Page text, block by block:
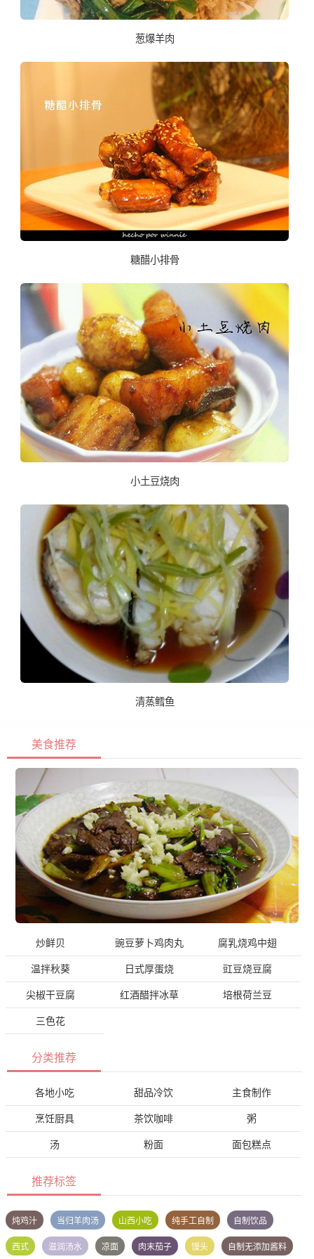
葱爆羊肉
糖醋小排骨
小土豆烧肉
清蒸鳕鱼
美食推荐
炒鲜贝 豌豆萝卜鸡肉丸 腐乳烧鸡中翅
温拌秋葵 日式厚蛋烧 豇豆烧豆腐
尖椒干豆腐 红酒醋拌冰草 培根荷兰豆
三色花
分类推荐
各地小吃 甜品冷饮 主食制作
烹饪厨具 茶饮咖啡 粥
汤 粉面 面包糕点
推荐标签
炖鸡汁 当归羊肉汤 山西小吃 纯手工自制 自制饮品
西式 滋润汤水 凉面 肉末茄子 馒头 自制无添加酱料